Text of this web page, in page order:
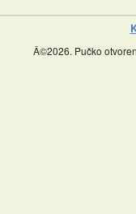
Â©2026. Pučko